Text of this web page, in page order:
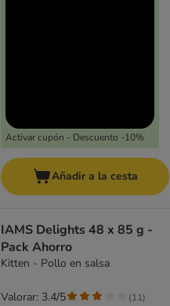
Activar cupón - Descuento -10%
Añadir a la cesta
IAMS Delights 48 x 85 g -
Pack Ahorro
Kitten - Pollo en salsa
Valorar: 3.4/5 (11)